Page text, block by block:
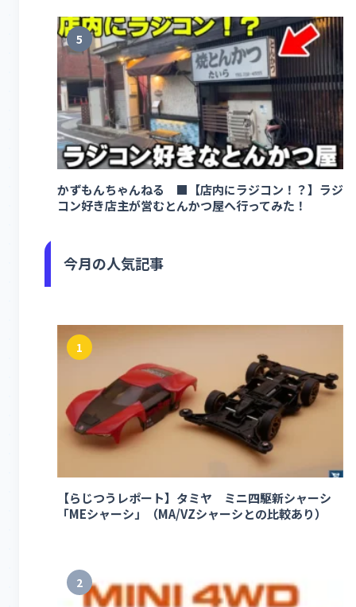
5
かずもんちゃんねる ■【店内にラジコン！？】ラジ
コン好き店主が営むとんかつ屋へ行ってみた！
今月の人気記事
1
【らじつうレポート】タミヤ ミニ四駆新シャーシ
「MEシャーシ」（MA/VZシャーシとの比較あり）
2